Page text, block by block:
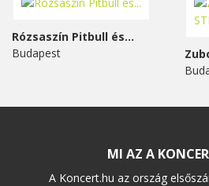
Rózsaszín Pitbull és...
Budapest
MI AZ A
A Koncert.hu az ország